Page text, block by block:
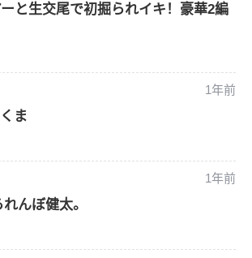
と生交尾で初掘られイキ！豪華2編
1年前
ま
1年前
んぼ健太。